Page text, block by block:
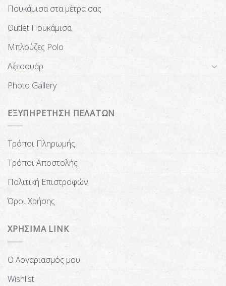
Πουκάμισα στα μέτρα σας
Outlet Πουκάμισα
Μπλούζες Polo
Αξεσουάρ
Photo Gallery
ΕΞΥΠΗΡΕΤΗΣΗ ΠΕΛΑΤΩΝ
Τρόποι Πληρωμής
Τρόποι Αποστολής
Πολιτική Επιστροφών
Όροι Χρήσης
ΧΡΗΣΙΜΑ LINK
Ο Λογαριασμός μου
Wishlist